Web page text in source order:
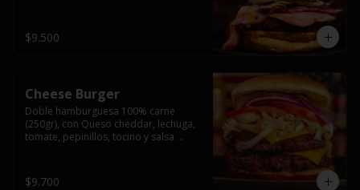
$9.500
Cheese Burger
Doble hamburguesa 100% carne
(250gr), con Queso cheddar, lechuga,
tomate, pepinillos, tocino y salsa
$9.700